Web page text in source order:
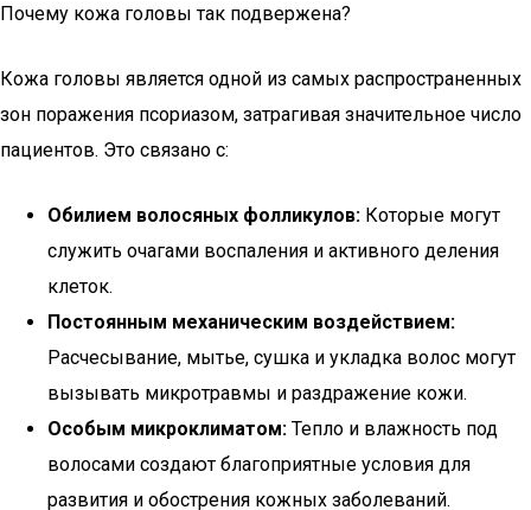
Почему кожа головы так подвержена?
Кожа головы является одной из самых распространенных
зон поражения псориазом, затрагивая значительное число
пациентов. Это связано с:
Обилием волосяных фолликулов: Которые могут
служить очагами воспаления и активного деления
клеток.
Постоянным механическим воздействием:
Расчесывание, мытье, сушка и укладка волос могут
вызывать микротравмы и раздражение кожи.
Особым микроклиматом: Тепло и влажность под
волосами создают благоприятные условия для
развития и обострения кожных заболеваний.